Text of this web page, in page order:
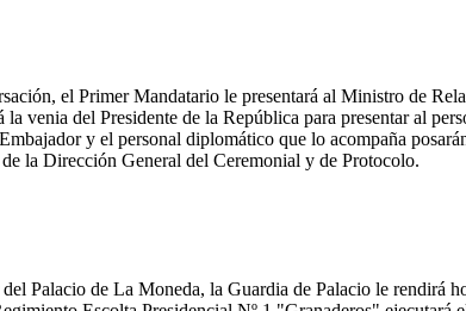
el Primer Mandatario le presentará al Ministro de
venia del Presidente de la República para presentar al
y el personal diplomático que lo acompaña
la Dirección General del Ceremonial y de Protocolo.
Palacio de La Moneda, la Guardia de Palacio le rendirá